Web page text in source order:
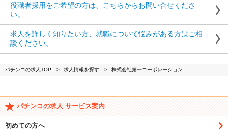
役職者採用をご希望の方は、こちらからお問い合せくださ
い。
求人を詳しく知りたい方、就職について悩みがある方はご相
談ください。
パチンコの求人TOP 求人情報を探す 株式会社第一コーポレーション
パチンコの求人 サービス案内
初めての方へ